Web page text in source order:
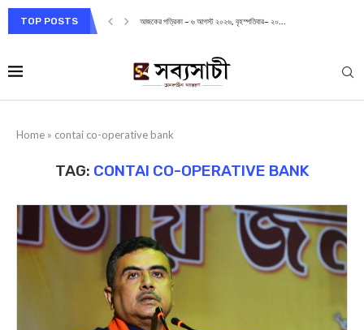
TOP POSTS আজকের পত্রিকা – ৬ আগস্ট ২০২৬, বৃহস্পতিবার– ২০...
Home » contai co-operative bank
TAG: CONTAI CO-OPERATIVE BANK